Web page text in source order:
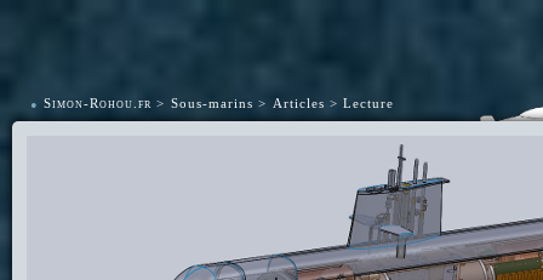
• Simon-Rohou.fr Sous-marins Articles Lecture